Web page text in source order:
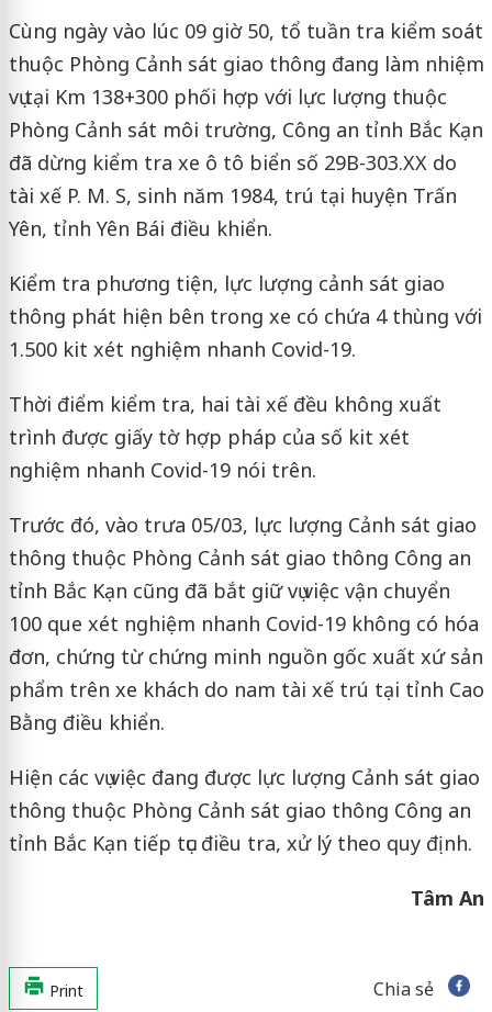
Cùng ngày vào lúc 09 giờ 50, tổ tuần tra kiểm soát
thuộc Phòng Cảnh sát giao thông đang làm nhiệm
vụ tại Km 138+300 phối hợp với lực lượng thuộc
Phòng Cảnh sát môi trường, Công an tỉnh Bắc Kạn
đã dừng kiểm tra xe ô tô biển số 29B-303.XX do
tài xế P. M. S, sinh năm 1984, trú tại huyện Trấn
Yên, tỉnh Yên Bái điều khiển.
Kiểm tra phương tiện, lực lượng cảnh sát giao
thông phát hiện bên trong xe có chứa 4 thùng với
1.500 kit xét nghiệm nhanh Covid-19.
Thời điểm kiểm tra, hai tài xế đều không xuất
trình được giấy tờ hợp pháp của số kit xét
nghiệm nhanh Covid-19 nói trên.
Trước đó, vào trưa 05/03, lực lượng Cảnh sát giao
thông thuộc Phòng Cảnh sát giao thông Công an
tỉnh Bắc Kạn cũng đã bắt giữ vụ việc vận chuyển
100 que xét nghiệm nhanh Covid-19 không có hóa
đơn, chứng từ chứng minh nguồn gốc xuất xứ sản
phẩm trên xe khách do nam tài xế trú tại tỉnh Cao
Bằng điều khiển.
Hiện các vụ việc đang được lực lượng Cảnh sát giao
thông thuộc Phòng Cảnh sát giao thông Công an
tỉnh Bắc Kạn tiếp tục điều tra, xử lý theo quy định.
Tâm An
Print Chia sẻ